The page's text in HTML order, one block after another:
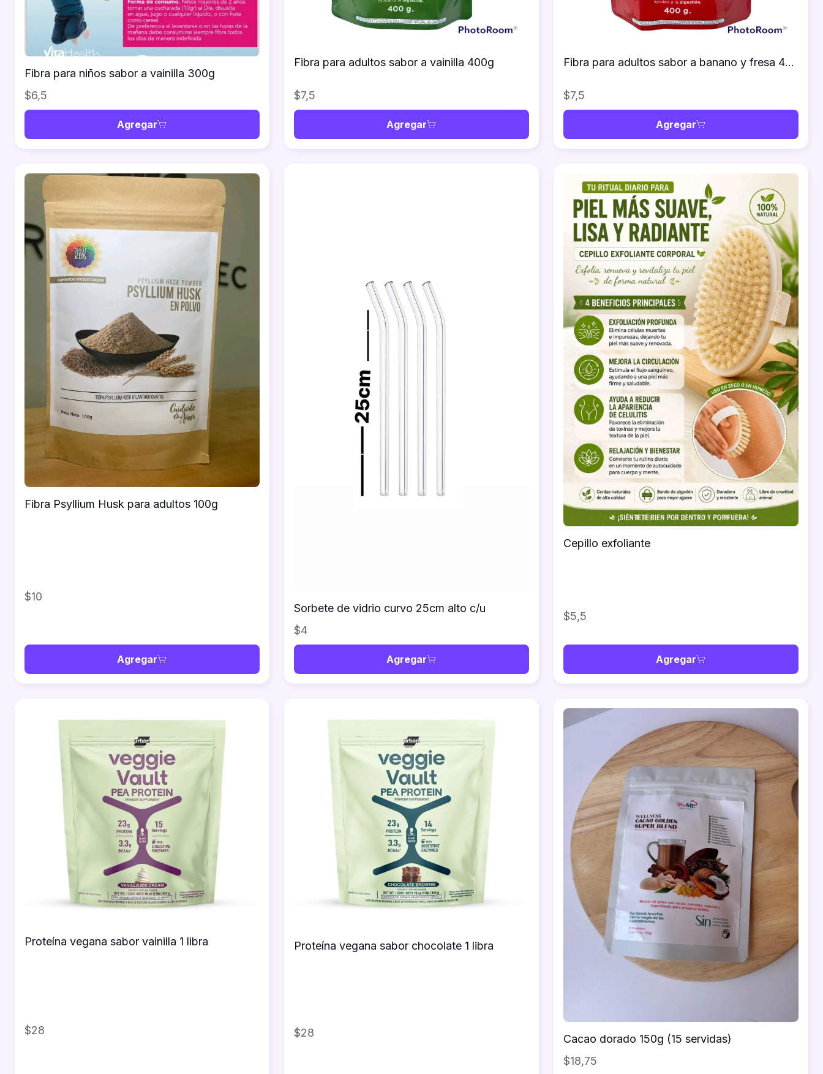
Fibra para niños sabor a vainilla 300g
$6,5
Agregar
Fibra para adultos sabor a vainilla 400g
$7,5
Agregar
Fibra para adultos sabor a banano y fresa 400g
$7,5
Agregar
Fibra Psyllium Husk para adultos 100g
$10
Agregar
Sorbete de vidrio curvo 25cm alto c/u
$4
Agregar
Cepillo exfoliante
$5,5
Agregar
Proteína vegana sabor vainilla 1 libra
$28
Proteína vegana sabor chocolate 1 libra
$28
Cacao dorado 150g (15 servidas)
$18,75